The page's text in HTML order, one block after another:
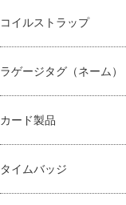
コイルストラップ
ラゲージタグ（ネーム）
カード製品
タイムバッジ